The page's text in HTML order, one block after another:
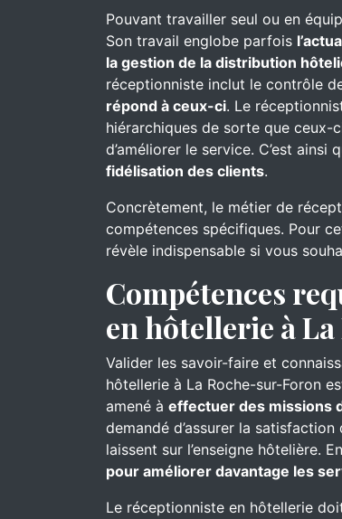
Pouvant travailler seul ou en
Son travail englobe parfois
la gestion de la distribution
réceptionniste inclut le contrôle
répond à ceux-ci. Le
hiérarchiques de sorte que
d’améliorer le service. C’est ainsi
fidélisation des clients.
Concrètement, le métier de
compétences spécifiques. Pour
révèle indispensable si vous
Compétences
en hôtellerie à
Valider les savoir-faire et
hôtellerie à La Roche-sur-Foron
amené à effectuer des missions
demandé d’assurer la
laissent sur l’enseigne hôtelière.
pour améliorer davantage les
Le réceptionniste en hôtellerie